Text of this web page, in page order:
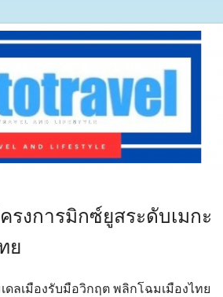
รงการมิกซ์ยูสระดับเมกะ
ย
ดลเมืองรับมือวิกฤต พลิกโฉมเมืองไทย